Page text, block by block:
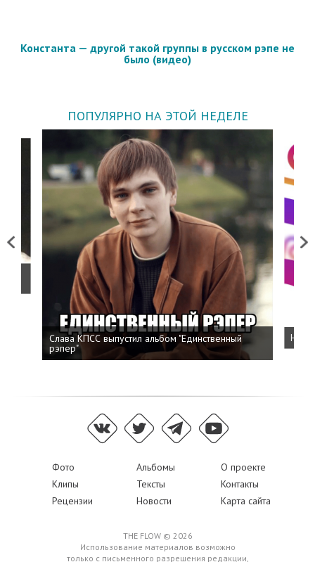
Константа — другой такой группы в русском рэпе не
было (видео)
ПОПУЛЯРНО НА ЭТОЙ НЕДЕЛЕ
Previous
Слава КПСС выпустил альбом "Единственный
рэпер"
Next
Фото Альбомы
О проекте
Клипы
Тексты
Контакты
Рецензии
Новости Карта сайта
THE FLOW © 2026
Использование материалов возможно
только с письменного разрешения редакции,